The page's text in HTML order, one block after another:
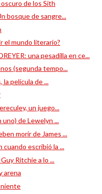
de los Sith
bosque de sangre...
el mundo literario?
una pesadilla en ce...
(segunda tempo...
la película de ...
un juego...
de Lewelyn ...
morir de James ...
cuando escribió la ...
Ritchie a lo ...
arena